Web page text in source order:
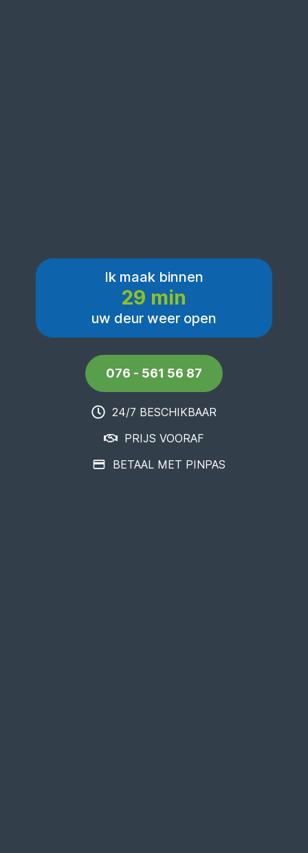
Ik maak binnen
29 min
uw deur weer open
076 - 561 56 87
24/7 BESCHIKBAAR
PRIJS VOORAF
BETAAL MET PINPAS